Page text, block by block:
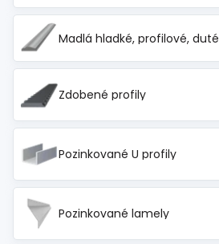
Madlá hladké, profilové, duté
Zdobené profily
Pozinkované U profily
Pozinkované lamely